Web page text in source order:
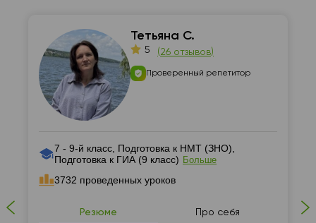
Тетьяна С.
5 (26 отзывов)
Проверенный репетитор
7 - 9-й класс, Подготовка к НМТ (ЗНО),
Подготовка к ГИА (9 класс) Больше
3732 проведенных уроков
Резюме Про себя